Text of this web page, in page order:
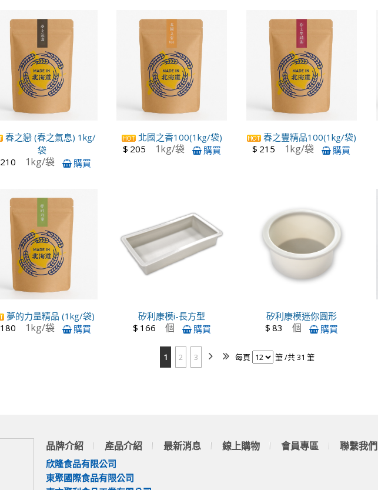
春之戀 (春之氣息) 1kg/
袋
210 1kg/袋 購買
北國之香100(1kg/袋)
$ 205 1kg/袋 購買
春之豐精品100(1kg/袋)
$ 215 1kg/袋 購買
夢的力量精品 (1kg/袋)
180 1kg/袋 購買
矽利康模i-長方型
$ 166 個 購買
矽利康模迷你圓形
$ 83 個 購買
1 2 3 每頁 筆 /共 31 筆
品牌介紹 產品介紹 最新消息 線上購物 會員專區 聯繫我們
欣隆食品有限公司
東聚國際食品有限公司